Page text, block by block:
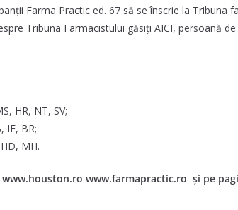
Farma Practic ed. 67 să se înscrie la Tribuna
Tribuna Farmacistului găsiți AICI, persoană
HR, NT, SV;
IF, BR;
MH.
www.farmapractic.ro și pe